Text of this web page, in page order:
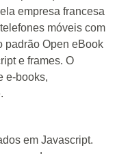
empresa francesa
móveis com
padrão Open eBook
e frames. O
e-books,
em Javascript.